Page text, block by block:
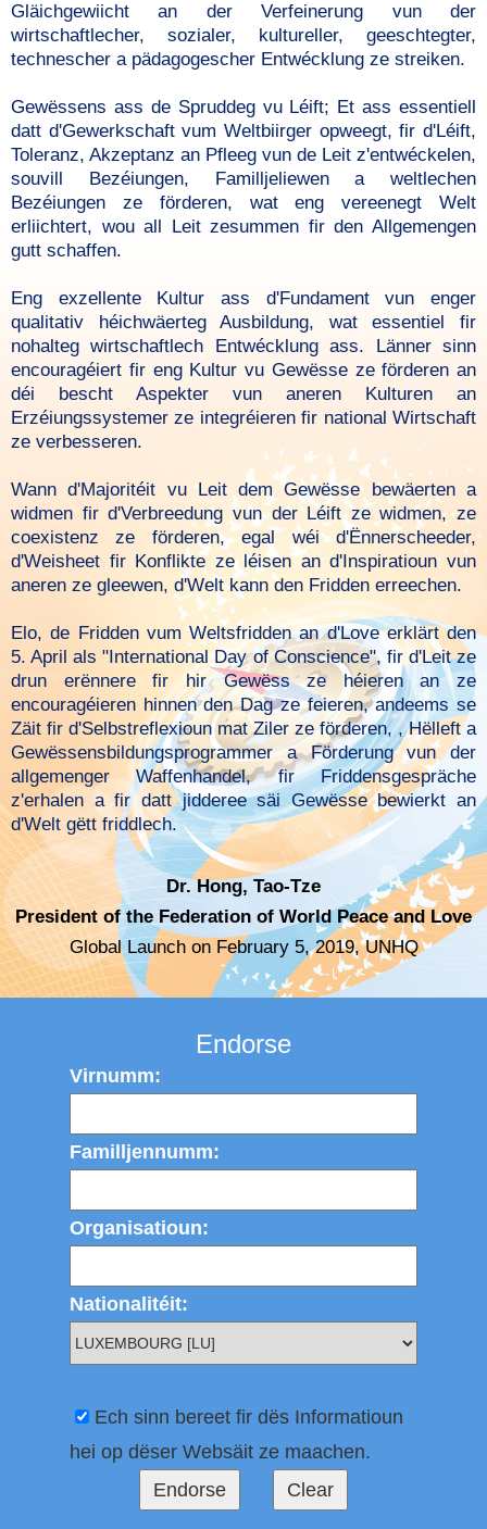
Gläichgewiicht an der Verfeinerung vun der
wirtschaftlecher, sozialer, kultureller, geeschtegter,
technescher a pädagogescher Entwécklung ze streiken.
Gewëssens ass de Spruddeg vu Léift; Et ass essentiell
datt d'Gewerkschaft vum Weltbiirger opweegt, fir d'Léift,
Toleranz, Akzeptanz an Pfleeg vun de Leit z'entwéckelen,
souvill Bezéiungen, Familljeliewen a weltlechen
Bezéiungen ze förderen, wat eng vereenegt Welt
erliichtert, wou all Leit zesummen fir den Allgemengen
gutt schaffen.
Eng exzellente Kultur ass d'Fundament vun enger
qualitativ héichwäerteg Ausbildung, wat essentiel fir
nohalteg wirtschaftlech Entwécklung ass. Länner sinn
encouragéiert fir eng Kultur vu Gewësse ze förderen an
déi bescht Aspekter vun aneren Kulturen an
Erzéiungssystemer ze integréieren fir national Wirtschaft
ze verbesseren.
Wann d'Majoritéit vu Leit dem Gewësse bewäerten a
widmen fir d'Verbreedung vun der Léift ze widmen, ze
coexistenz ze förderen, egal wéi d'Ënnerscheeder,
d'Weisheet fir Konflikte ze léisen an d'Inspiratioun vun
aneren ze gleewen, d'Welt kann den Fridden erreechen.
Elo, de Fridden vum Weltsfridden an d'Love erklärt den
5. April als "International Day of Conscience", fir d'Leit ze
drun erënnere fir hir Gewëss ze héieren an ze
encouragéieren hinnen den Dag ze feieren, andeems se
Zäit fir d'Selbstreflexioun mat Ziler ze förderen, , Hëlleft a
Gewëssensbildungsprogrammer a Förderung vun der
allgemenger Waffenhandel, fir Friddensgespräche
z'erhalen a fir datt jidderee säi Gewësse bewierkt an
d'Welt gëtt friddlech.
Dr. Hong, Tao-Tze
President of the Federation of World Peace and Love
Global Launch on February 5, 2019, UNHQ
Endorse
Virnumm:
Familljennumm:
Organisatioun:
Nationalitéit:
Ech sinn bereet fir dës Informatioun
hei op dëser Websäit ze maachen.